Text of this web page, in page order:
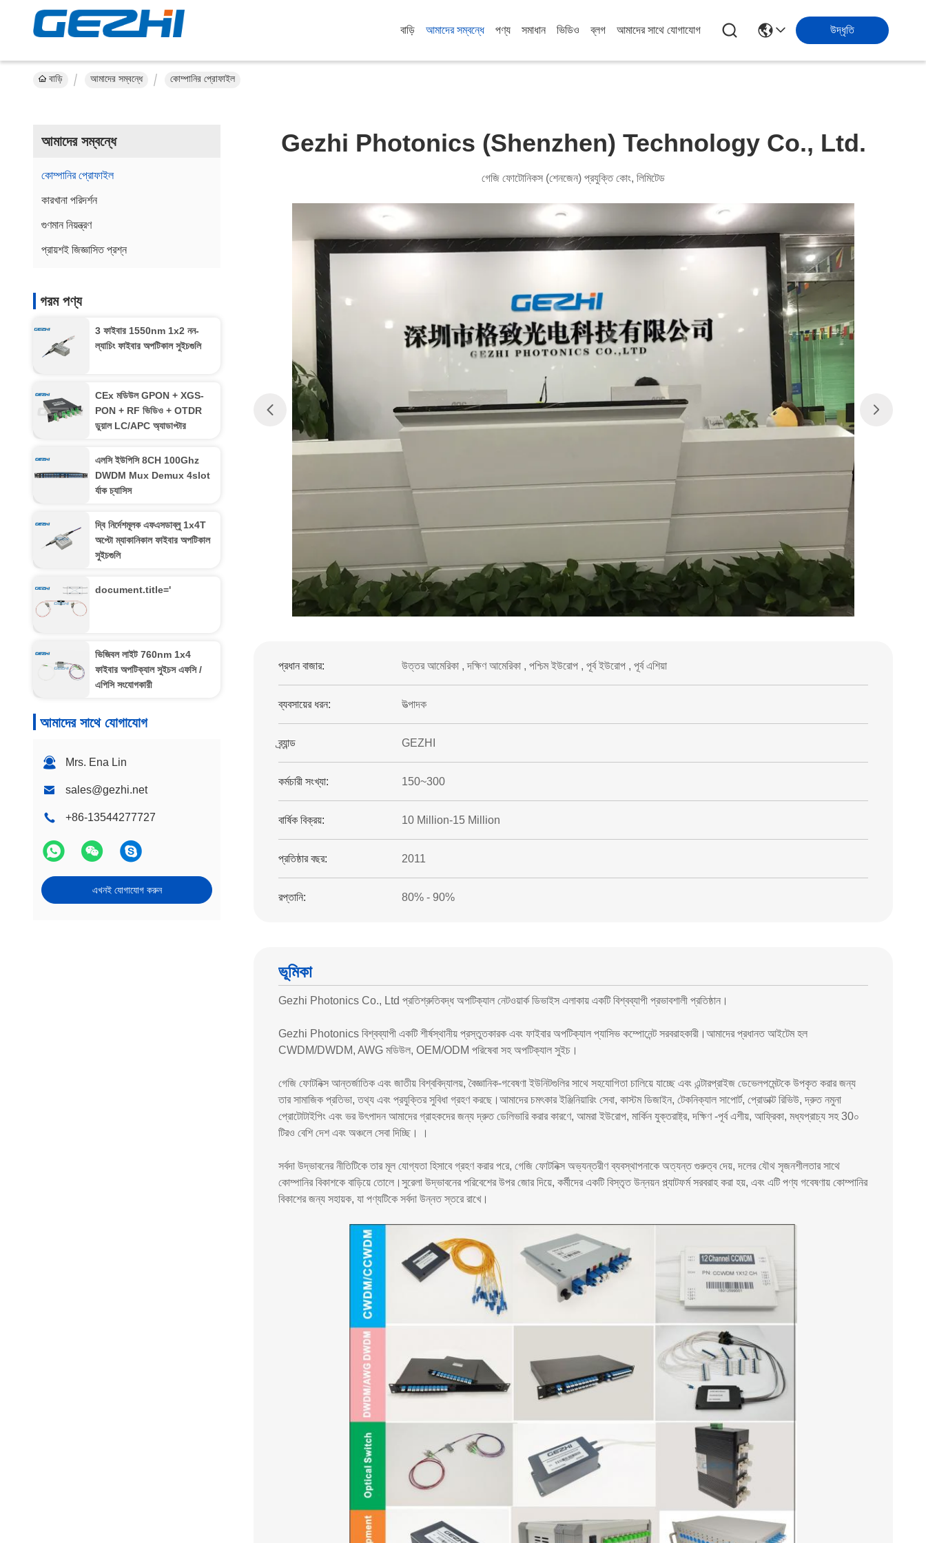
বাড়ি আমাদের সম্বন্ধে পণ্য সমাধান ভিডিও ব্লগ আমাদের সাথে যোগাযোগ উদ্ধৃতি
বাড়ি আমাদের সম্বন্ধে কোম্পানির প্রোফাইল
আমাদের সম্বন্ধে
কোম্পানির প্রোফাইল
কারখানা পরিদর্শন
গুণমান নিয়ন্ত্রণ
প্রায়শই জিজ্ঞাসিত প্রশ্ন
গরম পণ্য
3 ফাইবার 1550nm 1x2 নন-
ল্যাচিং ফাইবার অপটিকাল সুইচগুলি
CEx মডিউল GPON + XGS-
PON + RF ভিডিও + OTDR
ডুয়াল LC/APC অ্যাডাপ্টার
এলসি ইউপিসি 8CH 100Ghz
DWDM Mux Demux 4slot
র্যাক চ্যাসিস
দ্বি নির্দেশমূলক এফএসডাব্লু 1x4T
অপ্টো ম্যাকানিকাল ফাইবার অপটিকাল
সুইচগুলি
document.title='
ভিজিবল লাইট 760nm 1x4
ফাইবার অপটিক্যাল সুইচস এফসি /
এপিসি সংযোগকারী
আমাদের সাথে যোগাযোগ
Mrs. Ena Lin
sales@gezhi.net
+86-13544277727
এখনই যোগাযোগ করুন
Gezhi Photonics (Shenzhen) Technology Co., Ltd.
গেজি ফোটোনিকস (শেনজেন) প্রযুক্তি কোং, লিমিটেড
প্রধান বাজার: উত্তর আমেরিকা , দক্ষিণ আমেরিকা , পশ্চিম ইউরোপ , পূর্ব ইউরোপ , পূর্ব এশিয়া
ব্যবসায়ের ধরন: উত্পাদক
ব্র্যান্ড GEZHI
কর্মচারী সংখ্যা: 150~300
বার্ষিক বিক্রয়: 10 Million-15 Million
প্রতিষ্ঠার বছর: 2011
রপ্তানি: 80% - 90%
ভূমিকা
Gezhi Photonics Co., Ltd প্রতিশ্রুতিবদ্ধ অপটিক্যাল নেটওয়ার্ক ডিভাইস এলাকায় একটি বিশ্বব্যাপী প্রভাবশালী প্রতিষ্ঠান।
Gezhi Photonics বিশ্বব্যাপী একটি শীর্ষস্থানীয় প্রস্তুতকারক এবং ফাইবার অপটিক্যাল প্যাসিভ কম্পোনেন্ট সরবরাহকারী।আমাদের প্রধানত আইটেম হল
CWDM/DWDM, AWG মডিউল, OEM/ODM পরিষেবা সহ অপটিক্যাল সুইচ।
গেজি ফোটনিক্স আন্তর্জাতিক এবং জাতীয় বিশ্ববিদ্যালয়, বৈজ্ঞানিক-গবেষণা ইউনিটগুলির সাথে সহযোগিতা চালিয়ে যাচ্ছে এবং এন্টারপ্রাইজ ডেভেলপমেন্টকে উপকৃত করার জন্য
তার সামাজিক প্রতিভা, তথ্য এবং প্রযুক্তির সুবিধা গ্রহণ করছে।আমাদের চমৎকার ইঞ্জিনিয়ারিং সেবা, কাস্টম ডিজাইন, টেকনিক্যাল সাপোর্ট, প্রোডাক্ট রিভিউ, দ্রুত নমুনা
প্রোটোটাইপিং এবং ভর উৎপাদন আমাদের গ্রাহকদের জন্য দ্রুত ডেলিভারি করার কারণে, আমরা ইউরোপ, মার্কিন যুক্তরাষ্ট্র, দক্ষিণ -পূর্ব এশীয়, আফ্রিকা, মধ্যপ্রাচ্য সহ 30০
টিরও বেশি দেশ এবং অঞ্চলে সেবা দিচ্ছি। ।
সর্বদা উদ্ভাবনের নীতিটিকে তার মূল যোগ্যতা হিসাবে গ্রহণ করার পরে, গেজি ফোটনিক্স অভ্যন্তরীণ ব্যবস্থাপনাকে অত্যন্ত গুরুত্ব দেয়, দলের যৌথ সৃজনশীলতার সাথে
কোম্পানির বিকাশকে বাড়িয়ে তোলে।সুরেলা উদ্ভাবনের পরিবেশের উপর জোর দিয়ে, কর্মীদের একটি বিস্তৃত উন্নয়ন প্ল্যাটফর্ম সরবরাহ করা হয়, এবং এটি পণ্য গবেষণায় কোম্পানির
বিকাশের জন্য সহায়ক, যা পণ্যটিকে সর্বদা উন্নত স্তরে রাখে।